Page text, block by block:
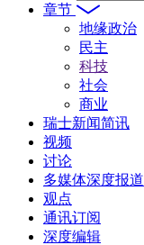
章节
地缘政治
民主
科技
社会
商业
瑞士新闻简讯
视频
讨论
多媒体深度报道
观点
通讯订阅
深度编辑